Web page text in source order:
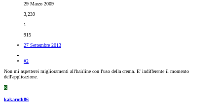
29 Marzo 2009
3,239
1
915
27 Settembre 2013
#2
Non mi aspetterei miglioramenti all'hairline con l'uso della crema. E' indifferente il momento
dell'applicazione.
K
kakaroth86